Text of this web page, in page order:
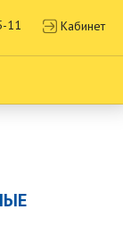
11 Кабинет